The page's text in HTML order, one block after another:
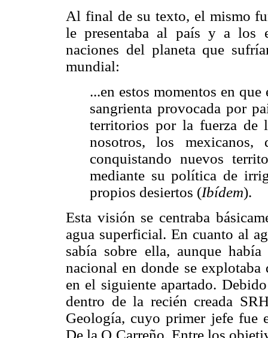
Al final de su texto, el mismo
le presentaba al país y a los
naciones del planeta que
mundial:
...en estos momentos en
sangrienta provocada por
territorios por la fuerza de
nosotros, los
conquistando nuevos
mediante su política de
propios desiertos (Ibídem).
Esta visión se centraba
agua superficial. En cuanto al
sabía sobre ella, aunque
nacional en donde se explotaba
en el siguiente apartado.
dentro de la recién creada
Geología, cuyo primer jefe fue
De la O Carreño. Entre los